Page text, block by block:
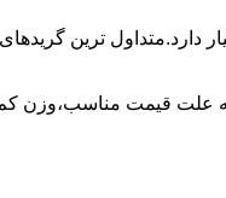
از آن استفاده می شود و مقدار 85 درصد بازار این
علت قیمت مناسب،وزن